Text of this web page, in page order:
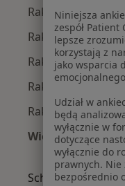
Rak jelita
Rak jelita
Rak jelita
Rak jelita grubego
Rak jelita
Więcej (14)
Więcej w
Schorzenia w
Niniejsza
zespół Patient
lepsze
korzystają z
jako wsparcia
Udział w
będą
wyłącznie w
dotyczące
wyłącznie do
prawnych.
bezpośrednio